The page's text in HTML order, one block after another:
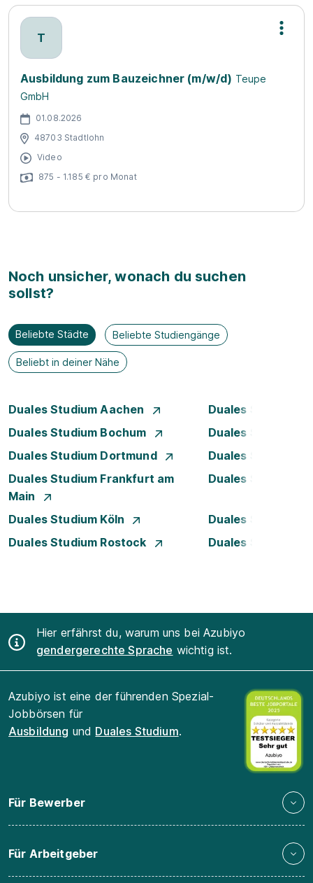
T
Ausbildung zum Bauzeichner (m/w/d) Teupe
GmbH
01.08.2026
48703 Stadtlohn
Video
875 - 1.185 € pro Monat
Noch unsicher, wonach du suchen
sollst?
Beliebte Städte Beliebte Studiengänge
Beliebt in deiner Nähe
Duales Studium Aachen
Duales Studium
Duales Studium Bochum
Duales Studium
Duales Studium Dortmund
Duales Studium
Duales Studium Frankfurt am
Main
Duales Studium
Duales Studium Köln
Duales Studium
Duales Studium Rostock
Duales Studium
Hier erfährst du, warum uns bei Azubiyo
gendergerechte Sprache wichtig ist.
Azubiyo ist eine der führenden Spezial-
Jobbörsen für
Ausbildung und Duales Studium.
Für Bewerber
Für Arbeitgeber